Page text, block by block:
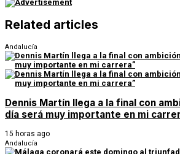
Related articles
Andalucía
Dennis Martín llega a la final con
día será muy importante en mi
15 horas ago
Andalucía